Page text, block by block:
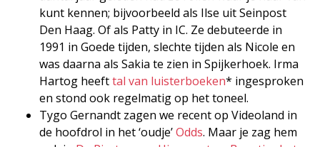
kunt kennen; bijvoorbeeld als Ilse uit Seinpost
Den Haag. Of als Patty in IC. Ze debuteerde in
1991 in Goede tijden, slechte tijden als Nicole en
was daarna als Sakia te zien in Spijkerhoek. Irma
Hartog heefttal van luisterboeken* ingesproken
en stond ook regelmatig op het toneel.
Tygo Gernandt zagen we recent op Videoland in
de hoofdrol in het ‘oudje’Odds. Maar je zag hem